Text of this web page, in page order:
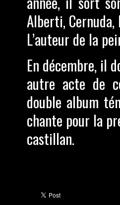
Alberti, Cernuda,
L’auteur de la
En décembre, il
autre acte de
double album
chante pour la
castillan.